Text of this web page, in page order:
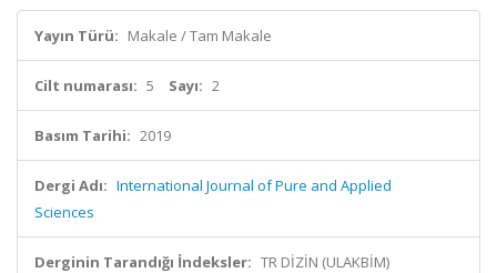
Yayın Türü: Makale / Tam Makale
Cilt numarası: 5 Sayı: 2
Basım Tarihi: 2019
Dergi Adı: International Journal of Pure and Applied
Sciences
Derginin Tarandığı İndeksler: TR DİZİN (ULAKBİM)